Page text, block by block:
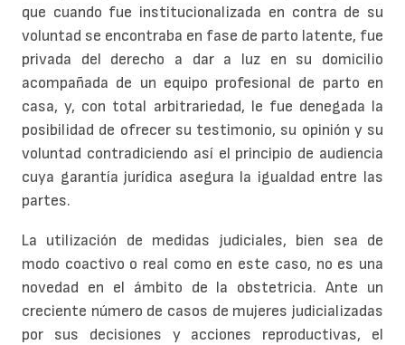
que cuando fue institucionalizada en contra de su
voluntad se encontraba en fase de parto latente, fue
privada del derecho a dar a luz en su domicilio
acompañada de un equipo profesional de parto en
casa, y, con total arbitrariedad, le fue denegada la
posibilidad de ofrecer su testimonio, su opinión y su
voluntad contradiciendo así el principio de audiencia
cuya garantía jurídica asegura la igualdad entre las
partes.
La utilización de medidas judiciales, bien sea de
modo coactivo o real como en este caso, no es una
novedad en el ámbito de la obstetricia. Ante un
creciente número de casos de mujeres judicializadas
por sus decisiones y acciones reproductivas, el